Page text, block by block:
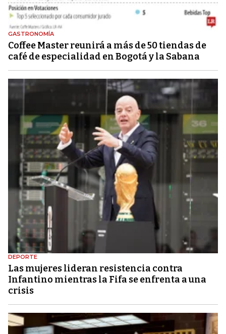
GASTRONOMÍA
Coffee Master reunirá a más de 50 tiendas de
café de especialidad en Bogotá y la Sabana
DEPORTE
Las mujeres lideran resistencia contra
Infantino mientras la Fifa se enfrenta a una
crisis